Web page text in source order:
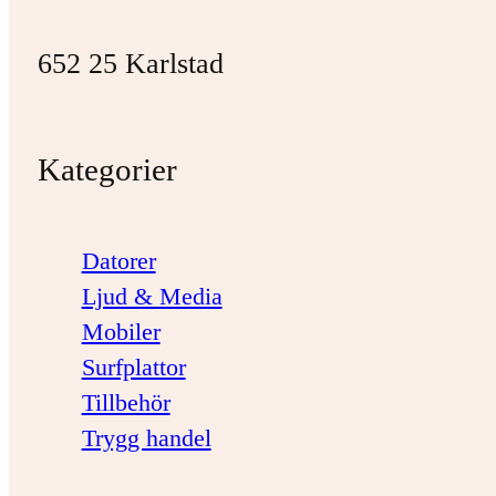
652 25 Karlstad
Kategorier
Datorer
Ljud & Media
Mobiler
Surfplattor
Tillbehör
Trygg handel